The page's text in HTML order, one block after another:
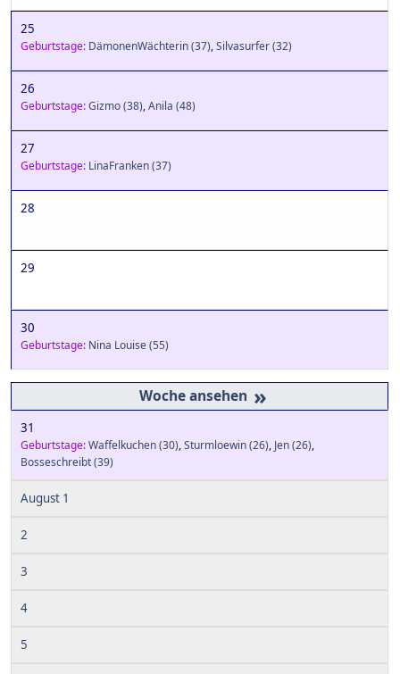
25
Geburtstage: DämonenWächterin(37),Silvasurfer(32)
26
Geburtstage:Gizmo(38),Anila (48)
27
Geburtstage: LinaFranken(37)
28
29
30
Geburtstage: Nina Louise(55)
»
31
Geburtstage:Waffelkuchen(30),Sturmloewin(26), Jen(26),
Bosseschreibt(39)
August 1
2
3
4
5